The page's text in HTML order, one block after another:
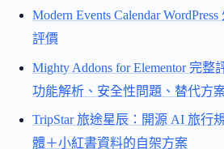
Modern Events Calendar
評價
Mighty Addons for Elementor 完整
功能解析、安全性問題、替代方
TripStar 旅途星辰：開源 AI 旅行
體＋小紅書資料的自架方案